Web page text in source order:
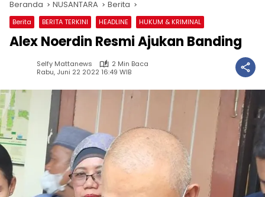
Beranda NUSANTARA Berita
Berita BERITA TERKINI HEADLINE HUKUM & KRIMINAL
Alex Noerdin Resmi Ajukan Banding
Selfy Mattanews
2 Min Baca
Rabu, Juni 22 2022 16:49 WIB